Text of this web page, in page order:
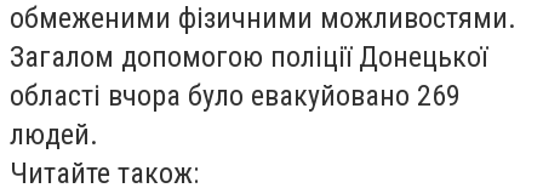
обмеженими фізичними можливостями.
Загалом допомогою поліції Донецької
області вчора було евакуйовано 269
людей.
Читайте також: